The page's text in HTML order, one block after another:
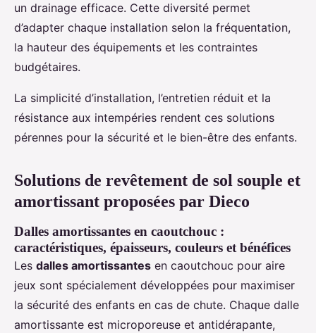
un drainage efficace. Cette diversité permet
d’adapter chaque installation selon la fréquentation,
la hauteur des équipements et les contraintes
budgétaires.
La simplicité d’installation, l’entretien réduit et la
résistance aux intempéries rendent ces solutions
pérennes pour la sécurité et le bien-être des enfants.
Solutions de revêtement de sol souple et
amortissant proposées par Dieco
Dalles amortissantes en caoutchouc :
caractéristiques, épaisseurs, couleurs et bénéfices
Les dalles amortissantes en caoutchouc pour aire
jeux sont spécialement développées pour maximiser
la sécurité des enfants en cas de chute. Chaque dalle
amortissante est microporeuse et antidérapante,